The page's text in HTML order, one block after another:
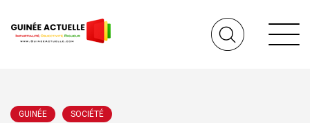
GUINÉE SOCIÉTÉ